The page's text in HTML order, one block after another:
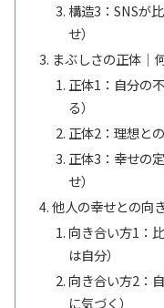
構造3：SNSが
せ）
まぶしさの正体｜
正体1：自分の
る）
正体2：理想と
正体3：幸せの
せ）
他人の幸せとの向
向き合い方1：
は自分）
向き合い方2：
に気づく）